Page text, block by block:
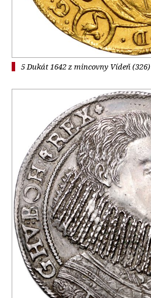
5 Dukát 1642 z mincovny Vídeň (326)